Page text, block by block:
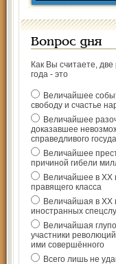
Вопрос дня
Как Вы считаете,
года - это
Величайшее
свободу и счастье
Величайшее
доказавшее
справедливого
Величайшее
причиной гибели
Величайшее в ХХ
правящего класса
Величайшая в ХХ
иностранных
Величайшая
участники
ими совершённого
Всего лишь не